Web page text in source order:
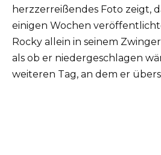
herzzerreißendes Foto zeigt,
einigen Wochen
Rocky allein in seinem
als ob er niedergeschlagen
weiteren Tag, an dem er